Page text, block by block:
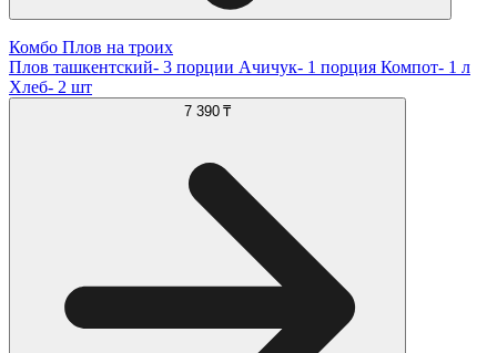
Комбо Плов на троих
Плов ташкентский- 3 порции Ачичук- 1 порция Компот- 1 л
Хлеб- 2 шт
7 390 ₸